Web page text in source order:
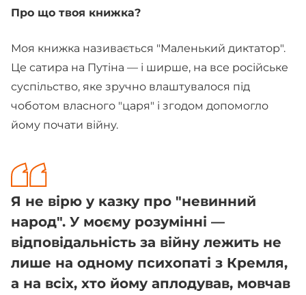
Про що твоя книжка?
Моя книжка називається "Маленький диктатор".
Це сатира на Путіна — і ширше, на все російське
суспільство, яке зручно влаштувалося під
чоботом власного "царя" і згодом допомогло
йому почати війну.
Я не вірю у казку про "невинний
народ". У моєму розумінні —
відповідальність за війну лежить не
лише на одному психопаті з Кремля,
а на всіх, хто йому аплодував, мовчав